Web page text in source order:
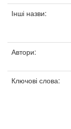
Інші назви:
Автори:
Ключові слова: